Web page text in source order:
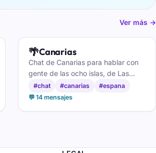
Ver más →
🌴Canarias
Chat de Canarias para hablar con
gente de las ocho islas, de Las
Palmas a Santa Cruz. Playa,
guagua y charla en directo, gratis y
#chat #canarias
#espana
💬 14 mensajes